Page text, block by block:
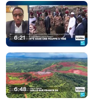
6:21
6:48